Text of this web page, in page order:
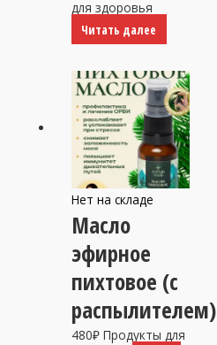
для здоровья
Читать далее
Нет на складе
Масло
эфирное
пихтовое (с
распылителем)
480₽ Продукты для